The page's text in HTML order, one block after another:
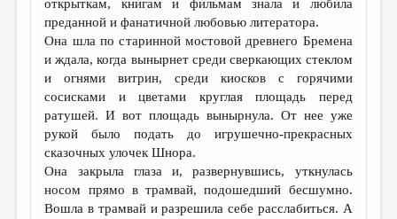
открыткам, книгам и фильмам знала и любила
преданной и фанатичной любовью литератора.
Она шла по старинной мостовой древнего Бремена
и ждала, когда вынырнет среди сверкающих стеклом
и огнями витрин, среди киосков с горячими
сосисками и цветами круглая площадь перед
ратушей. И вот площадь вынырнула. От нее уже
рукой было подать до игрушечно-прекрасных
сказочных улочек Шнора.
Она закрыла глаза и, развернувшись, уткнулась
носом прямо в трамвай, подошедший бесшумно.
Вошла в трамвай и разрешила себе расслабиться. А